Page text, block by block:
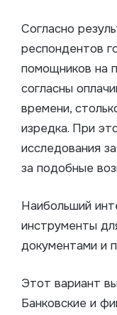
Согласно
респондентов
помощников на
согласны
времени,
изредка. При
исследования
за подобные
Наибольший
инструменты
документами и
Этот вариант
Банковские и